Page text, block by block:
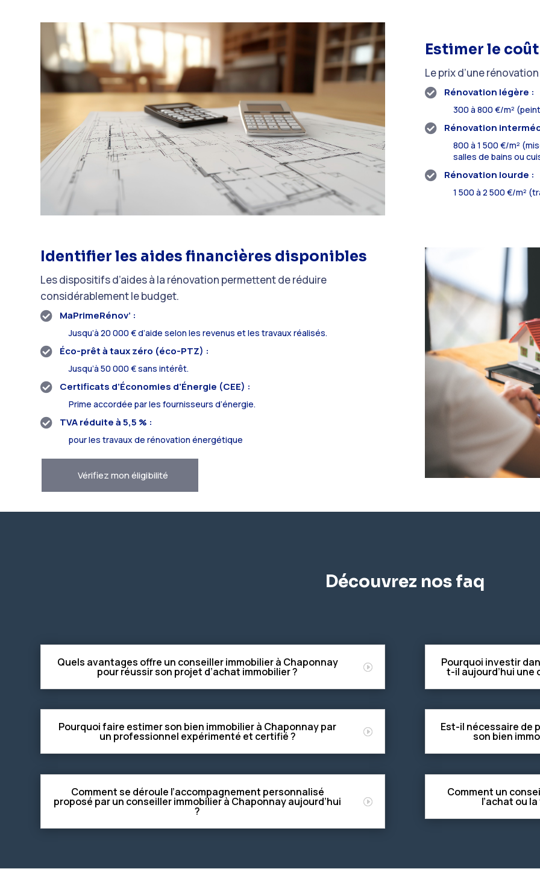
Estimer le
Le prix d’une
 Rénovation légère :
300 à 800 €/m²
 Rénovation
800 à 1 500 €/m²
salles de bains ou
 Rénovation lourde :
1 500 à 2 500 €/m²
Identifier les aides financières disponibles
Les dispositifs d’aides à la rénovation permettent de réduire
considérablement le budget.
 MaPrimeRénov’ :
Jusqu’à 20 000 € d’aide selon les revenus et les travaux réalisés.
 Éco-prêt à taux zéro (éco-PTZ) :
Jusqu’à 50 000 € sans intérêt.
 Certificats d’Économies d’Énergie (CEE) :
Prime accordée par les fournisseurs d’énergie.
 TVA réduite à 5,5 % :
pour les travaux de rénovation énergétique
Vérifiez mon éligibilité
Découvrez nos faq
Quels avantages offre un conseiller immobilier à Chaponnay
pour réussir son projet d’achat immobilier ?
Pourquoi faire estimer son bien immobilier à Chaponnay par
un professionnel expérimenté et certifié ?
Comment se déroule l’accompagnement personnalisé
proposé par un conseiller immobilier à Chaponnay aujourd’hui
?
Pourquoi investir
t-il aujourd’hui
Est-il nécessaire de
son bien
Comment un
l’achat ou